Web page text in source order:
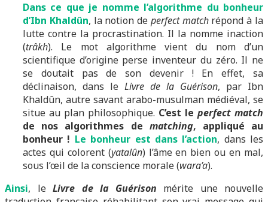
Dans ce que je nomme l’algorithme du bonheur
d’Ibn Khaldûn, la notion de perfect match répond à la
lutte contre la procrastination. Il la nomme inaction
(trâkh). Le mot algorithme vient du nom d’un
scientifique d’origine perse inventeur du zéro. Il ne
se doutait pas de son devenir ! En effet, sa
déclinaison, dans le Livre de la Guérison, par Ibn
Khaldûn, autre savant arabo-musulman médiéval, se
situe au plan philosophique. C’est le perfect match
de nos algorithmes de matching, appliqué au
bonheur ! Le bonheur est dans l’action, dans les
actes qui colorent (yatalûn) l’âme en bien ou en mal,
sous l’œil de la conscience morale (wara’a).
Ainsi, le Livre de la Guérison mérite une nouvelle